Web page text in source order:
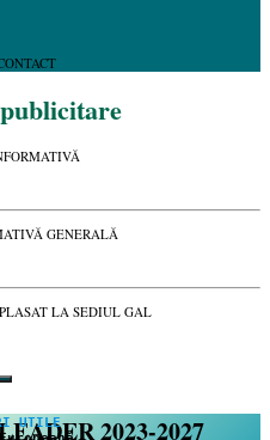
GENERALĂ
LA SEDIUL GAL
2023-2027
UTILE